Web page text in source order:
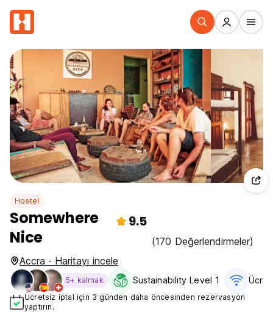
Hostel
Somewhere
Nice
9.5
(170 Değerlendirmeler)
Accra · Haritayı incele
5+ kalmak Sustainability Level 1
Ücretsiz iptal için 3 günden daha öncesinden rezervasyon
yaptırın.